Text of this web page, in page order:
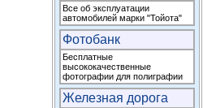
Все об эксплуатации
автомобилей марки "Тойота"
Фотобанк
Бесплатные
высококачественные
фотографии для полиграфии
Железная дорога